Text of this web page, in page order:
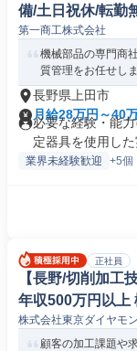
備/土日祝休/転勤
第一商工株式会社
機械部品の専門商
質管理をお任せし
長野県上田市
月給28万円～40
必要な経験・能
定器具を使用した
業界未経験歓迎 +5個
正社員
【長野/切削加工
年収500万円以上
株式会社東京ダイヤモ
顧客の加工課題や